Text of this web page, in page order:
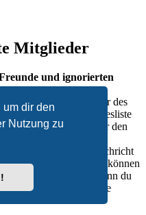
um dir den
Nutzung zu
Mitglieder
und ignorierten
um andere Mitglieder des
die du deiner Freundesliste
Bereich für den
siehst dort deren
schnell eine Private Nachricht
den du verwendest, können
hervorgehoben sein. Wenn du
siehst du seine Beiträge